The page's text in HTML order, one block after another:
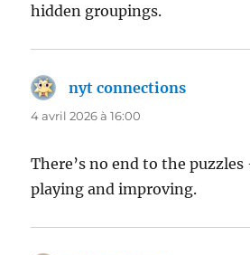
hidden groupings.
nyt connections
4 avril 2026 à 16:00
There’s no end to the
playing and improving.